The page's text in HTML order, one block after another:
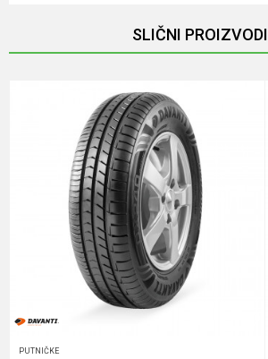
Anti-spam zaštita - izračunajte koliko je 6 - 1 :
SLIČNI PROIZVODI
PUTNIČKE